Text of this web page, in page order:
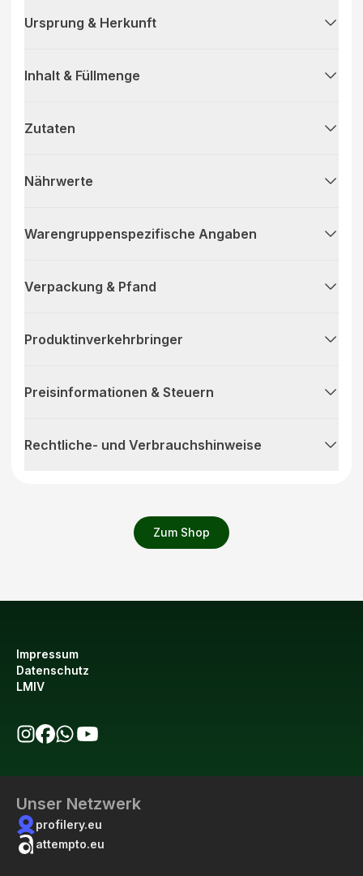
Zum Shop
Ursprung & Herkunft
Inhalt & Füllmenge
Zutaten
Nährwerte
Warengruppenspezifische Angaben
Verpackung & Pfand
Produktinverkehrbringer
Preisinformationen & Steuern
Rechtliche- und Verbrauchshinweise
Impressum
Datenschutz
LMIV
Unser Netzwerk
profilery.eu
attempto.eu